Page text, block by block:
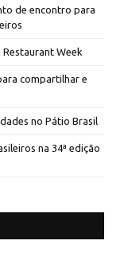
de encontro para
Week
compartilhar e
no Pátio Brasil
na 34ª edição